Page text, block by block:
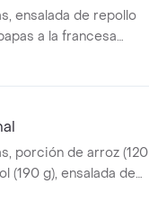
ensalada de repollo
a la francesa
(325 ml)
porción de arroz (120
(190 g), ensalada de
g), 2 arepas y